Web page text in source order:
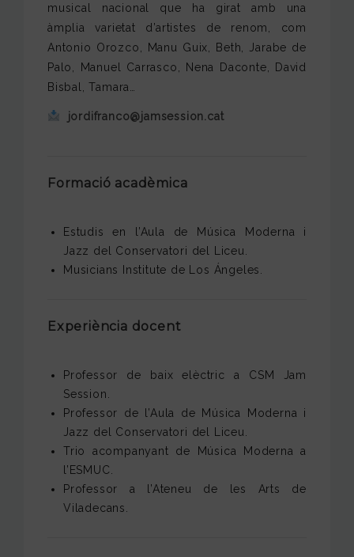
musical nacional que ha girat amb una
àmplia varietat d’artistes de renom, com
Antonio Orozco, Manu Guix, Beth, Jarabe de
Palo, Manuel Carrasco, Nena Daconte, David
Bisbal, Tamara…
jordifranco@jamsession.cat
Formació acadèmica
Estudis en l’Aula de Música Moderna i
Jazz del Conservatori del Liceu.
Musicians Institute de Los Ángeles.
Experiència docent
Professor de baix elèctric a CSM Jam
Session.
Professor de l’Aula de Música Moderna i
Jazz del Conservatori del Liceu.
Trio acompanyant de Música Moderna a
l’ESMUC.
Professor a l’Ateneu de les Arts de
Viladecans.